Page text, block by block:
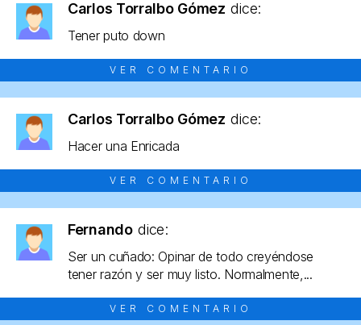
Carlos Torralbo Gómez dice:
Tener puto down
VER COMENTARIO
Carlos Torralbo Gómez dice:
Hacer una Enricada
VER COMENTARIO
Fernando dice:
Ser un cuñado: Opinar de todo creyéndose
tener razón y ser muy listo. Normalmente,...
VER COMENTARIO